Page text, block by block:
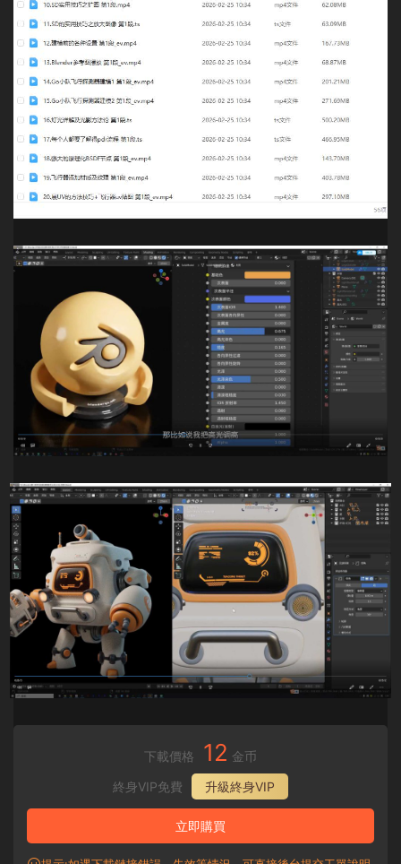
下載價格 12 金币
終身VIP免費
升級終身VIP
立即購買